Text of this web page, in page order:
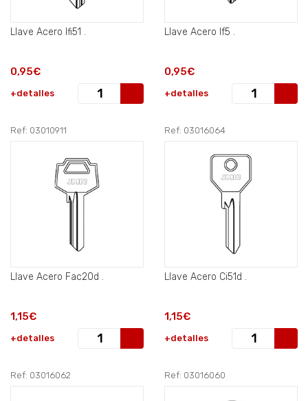
Llave Acero Ifi51 .
0,95€
+detalles
Llave Acero If5 .
0,95€
+detalles
Ref: 03010911
Llave Acero Fac20d .
1,15€
+detalles
Ref: 03016064
Llave Acero Ci51d .
1,15€
+detalles
Ref: 03016062 Ref: 03016060